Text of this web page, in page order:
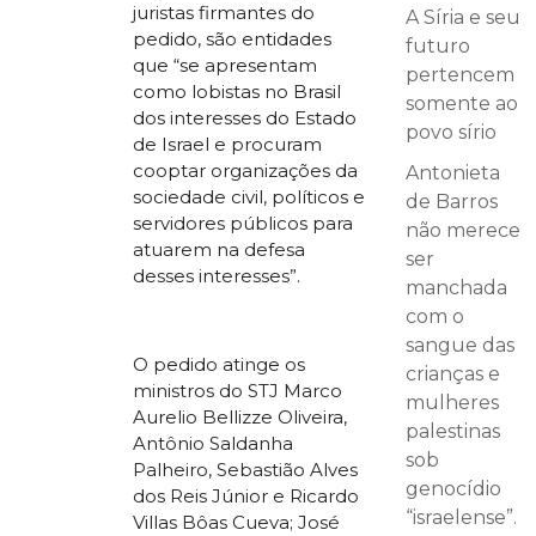
juristas firmantes do
pedido, são entidades
que “se apresentam
como lobistas no Brasil
dos interesses do Estado
de Israel e procuram
cooptar organizações da
sociedade civil, políticos e
servidores públicos para
atuarem na defesa
desses interesses”.
O pedido atinge os
ministros do STJ Marco
Aurelio Bellizze Oliveira,
Antônio Saldanha
Palheiro, Sebastião Alves
dos Reis Júnior e Ricardo
Villas Bôas Cueva; José
A Síria e seu
futuro
pertencem
somente ao
povo sírio
Antonieta
de Barros
não merece
ser
manchada
com o
sangue das
crianças e
mulheres
palestinas
sob
genocídio
“israelense”.